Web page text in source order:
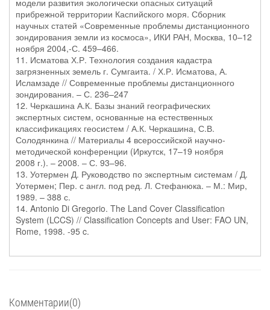
модели развития экологически опасных ситуаций
прибрежной территории Каспийского моря. Сборник
научных статей «Современные проблемы дистанционного
зондирования земли из космоса», ИКИ РАН, Москва, 10–12
ноября 2004,-С. 459–466.
11. Исматова Х.Р. Технология создания кадастра
загрязненных земель г. Сумгаита. / Х.Р. Исматова, А.
Исламзаде // Современные проблемы дистанционного
зондирования. – С. 236–247
12. Черкашина А.К. Базы знаний географических
экспертных систем, основанные на естественных
классификациях геосистем / А.К. Черкашина, С.В.
Солодянкина // Материалы 4 всероссийской научно-
методической конференции (Иркутск, 17–19 ноября
2008 г.). – 2008. – С. 93–96.
13. Уотермен Д. Руководство по экспертным системам / Д.
Уотермен; Пер. с англ. под ред. Л. Стефанюка. – М.: Мир,
1989. – 388 с.
14. Antonio Di Gregorio. The Land Cover Classification
System (LCCS) // Classification Concepts and User: FAO UN,
Rome, 1998. -95 c.
Комментарии(0)